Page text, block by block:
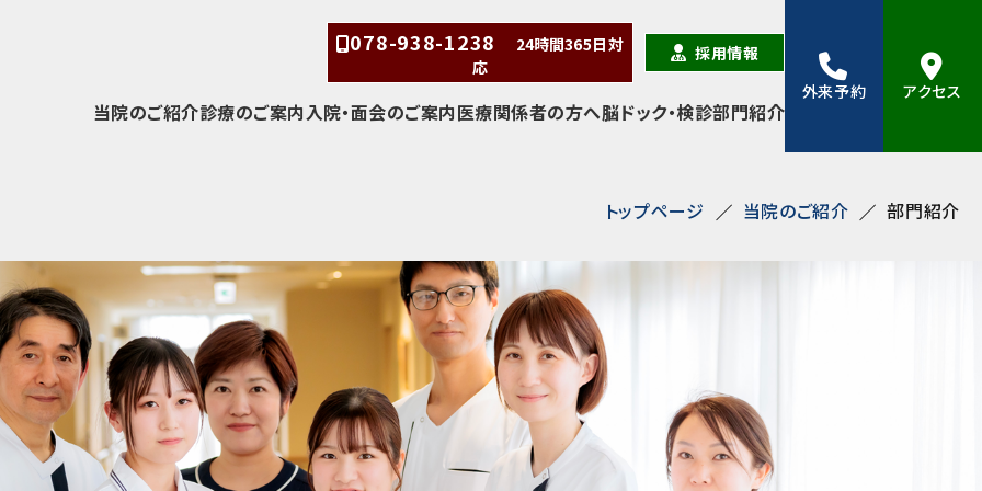
078-938-1238 24時間365日対
応
採用情報
当院のご紹介診療のご案内入院・面会のご案内医療関係者の方へ脳ドック・検診部門紹介
外来予約 アクセス
トップページ 当院のご紹介 部門紹介